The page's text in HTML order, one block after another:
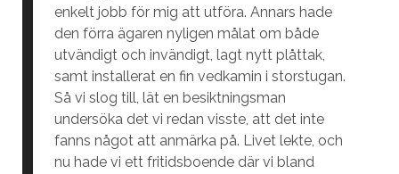
enkelt jobb för mig att utföra. Annars hade
den förra ägaren nyligen målat om både
utvändigt och invändigt, lagt nytt plåttak,
samt installerat en fin vedkamin i storstugan.
Så vi slog till, lät en besiktningsman
undersöka det vi redan visste, att det inte
fanns något att anmärka på. Livet lekte, och
nu hade vi ett fritidsboende där vi bland